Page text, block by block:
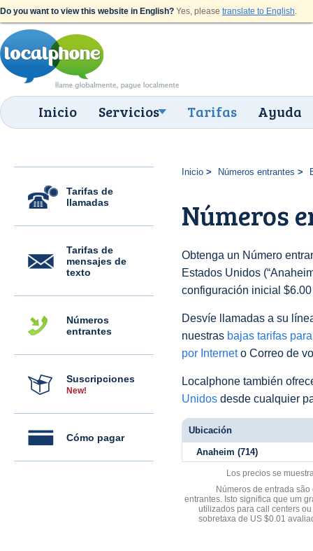
Do you want to view this website in English? Yes, please translate to English.
Inicio Servicios Tarifas Ayuda
Tarifas de
llamadas
Tarifas de
mensajes de
texto
Números
entrantes
Suscripciones
New!
Cómo pagar
Inicio Números entrantes
Números
Obtenga un Número
Estados Unidos
configuración inicial
Desvíe llamadas a su
nuestras bajas tarifas
por Interneto Correo de
Localphone también
Unidos desde cualquier
Ubicación
Anaheim (714)
Los precios se
Números de entrada
entrantes. Isto significa que um
utilizados para call centers
sobretaxa de US $0.01